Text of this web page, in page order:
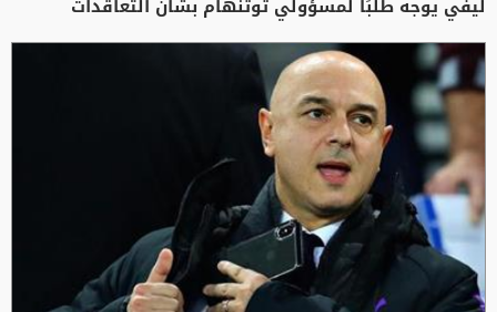
ليفي يوجه طلبًا لمسؤولي توتنهام بشأن التعاقدات